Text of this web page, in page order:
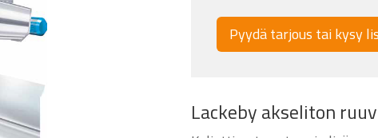
Pyydä tarjous tai kysy
Lackeby akseliton